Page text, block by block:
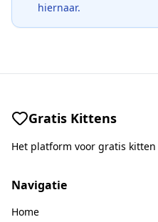
hiernaar.
Gratis Kittens
Het platform voor gratis
Navigatie
Home